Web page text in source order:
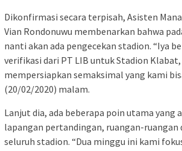
Dikonfirmasi secara terpisah, Asisten
Vian Rondonuwu membenarkan bahwa
nanti akan ada pengecekan stadion. “Iya
verifikasi dari PT LIB untuk Stadion
mempersiapkan semaksimal yang kami
(20/02/2020) malam.
Lanjut dia, ada beberapa poin utama yang
lapangan pertandingan, ruangan-ruangan
seluruh stadion. “Dua minggu ini kami